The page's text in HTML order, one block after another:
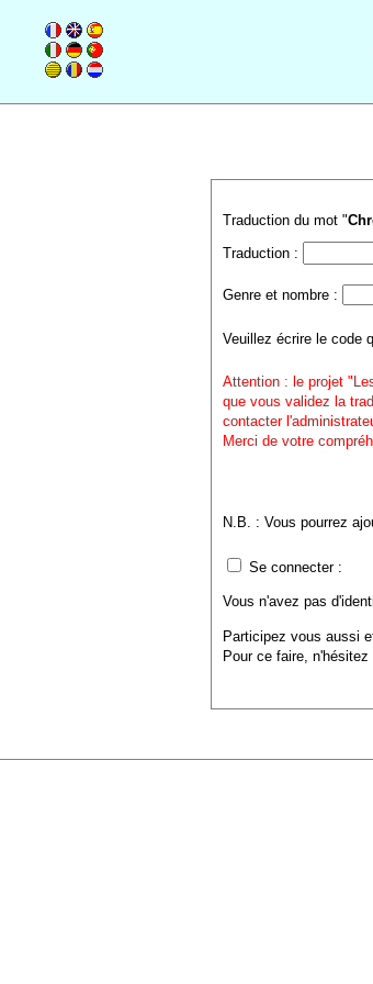
Traduction du mot "
Traduction :
Genre et nombre :
Veuillez écrire le code
Attention : le projet
que vous validez la
contacter
Merci de votre
N.B. : Vous pourrez
Se connecter :
Vous n'avez pas
Participez vous aussi
Pour ce faire, n'hésitez